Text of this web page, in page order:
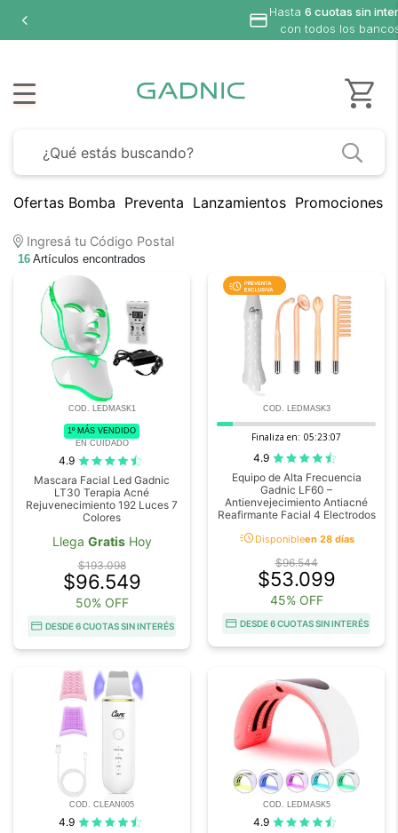
6 cuotas sin interés
con todos los bancos
Ofertas Bomba Preventa Lanzamientos Promociones
Ingresá tu Código Postal
16 Artículos encontrados
COD. LEDMASK1
1º MÁS VENDIDO
EN CUIDADO
4.9
Mascara Facial Led Gadnic
LT30 Terapia Acné
Rejuvenecimiento 192 Luces 7
Colores
Llega GratisHoy
$193.098
$96.549
50% OFF
DESDE 6 CUOTAS SIN INTERÉS
COD. LEDMASK3
Finaliza en: 05:23:07
4.9
Equipo de Alta Frecuencia
Gadnic LF60 –
Antienvejecimiento Antiacné
Reafirmante Facial 4 Electrodos
acuteDisponibleen 28 días
$96.544
$53.099
45% OFF
DESDE 6 CUOTAS SIN INTERÉS
COD. CLEAN005
4.9
COD. LEDMASK5
4.9